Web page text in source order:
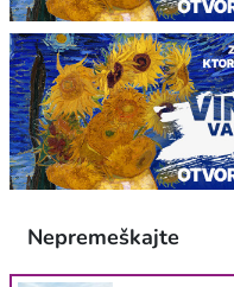
Nepremeškajte